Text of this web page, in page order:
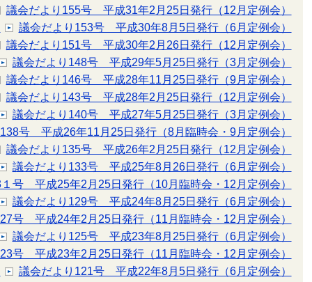
議会だより155号 平成31年2月25日発行（12月定例会）
議会だより153号 平成30年8月5日発行（6月定例会）
議会だより151号 平成30年2月26日発行（12月定例会）
議会だより148号 平成29年5月25日発行（3月定例会）
議会だより146号 平成28年11月25日発行（9月定例会）
議会だより143号 平成28年2月25日発行（12月定例会）
議会だより140号 平成27年5月25日発行（3月定例会）
号 平成26年11月25日発行（8月臨時会・9月定例会）
議会だより135号 平成26年2月25日発行（12月定例会）
議会だより133号 平成25年8月26日発行（6月定例会）
号 平成25年2月25日発行（10月臨時会・12月定例会）
議会だより129号 平成24年8月25日発行（6月定例会）
号 平成24年2月25日発行（11月臨時会・12月定例会）
議会だより125号 平成23年8月25日発行（6月定例会）
号 平成23年2月25日発行（11月臨時会・12月定例会）
議会だより121号 平成22年8月5日発行（6月定例会）